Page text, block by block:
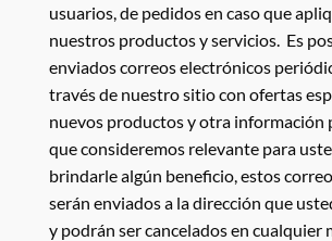
usuarios, de pedidos en caso que
nuestros productos y servicios. Es
enviados correos electrónicos
través de nuestro sitio con ofertas
nuevos productos y otra información
que consideremos relevante para
brindarle algún beneficio, estos
serán enviados a la dirección que
y podrán ser cancelados en cualquier